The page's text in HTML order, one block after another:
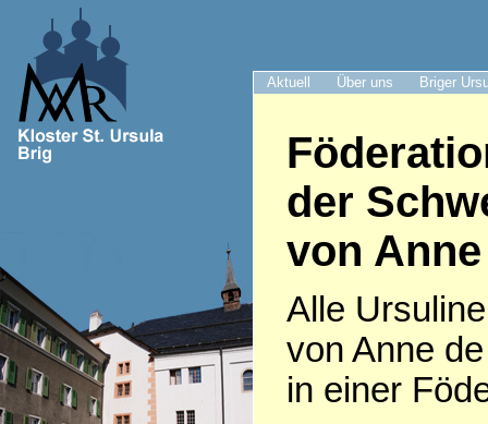
Aktuell Über uns Briger
der
von
Alle
von Anne
in einer